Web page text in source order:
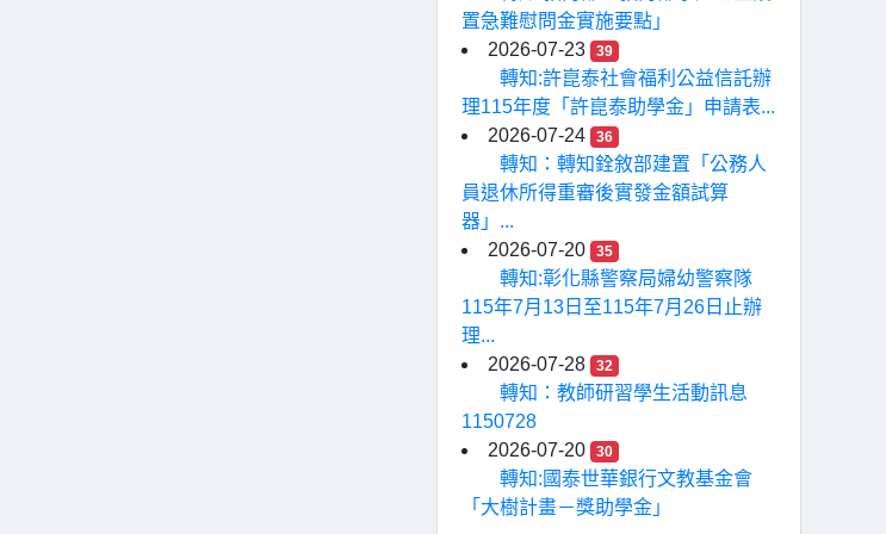
置急難慰問金實施要點」
2026-07-23
39
轉知:許崑泰社會福利公益信託辦
理115年度「許崑泰助學金」申請表...
2026-07-24
36
轉知：轉知銓敘部建置「公務人
員退休所得重審後實發金額試算
器」...
2026-07-20
35
轉知:彰化縣警察局婦幼警察隊
115年7月13日至115年7月26日止辦
理...
2026-07-28
32
轉知：教師研習學生活動訊息
1150728
2026-07-20
30
轉知:國泰世華銀行文教基金會
「大樹計畫－獎助學金」